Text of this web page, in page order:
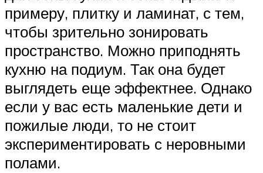
примеру, плитку и ламинат, с тем,
чтобы зрительно зонировать
пространство. Можно приподнять
кухню на подиум. Так она будет
выглядеть еще эффектнее. Однако
если у вас есть маленькие дети и
пожилые люди, то не стоит
экспериментировать с неровными
полами.